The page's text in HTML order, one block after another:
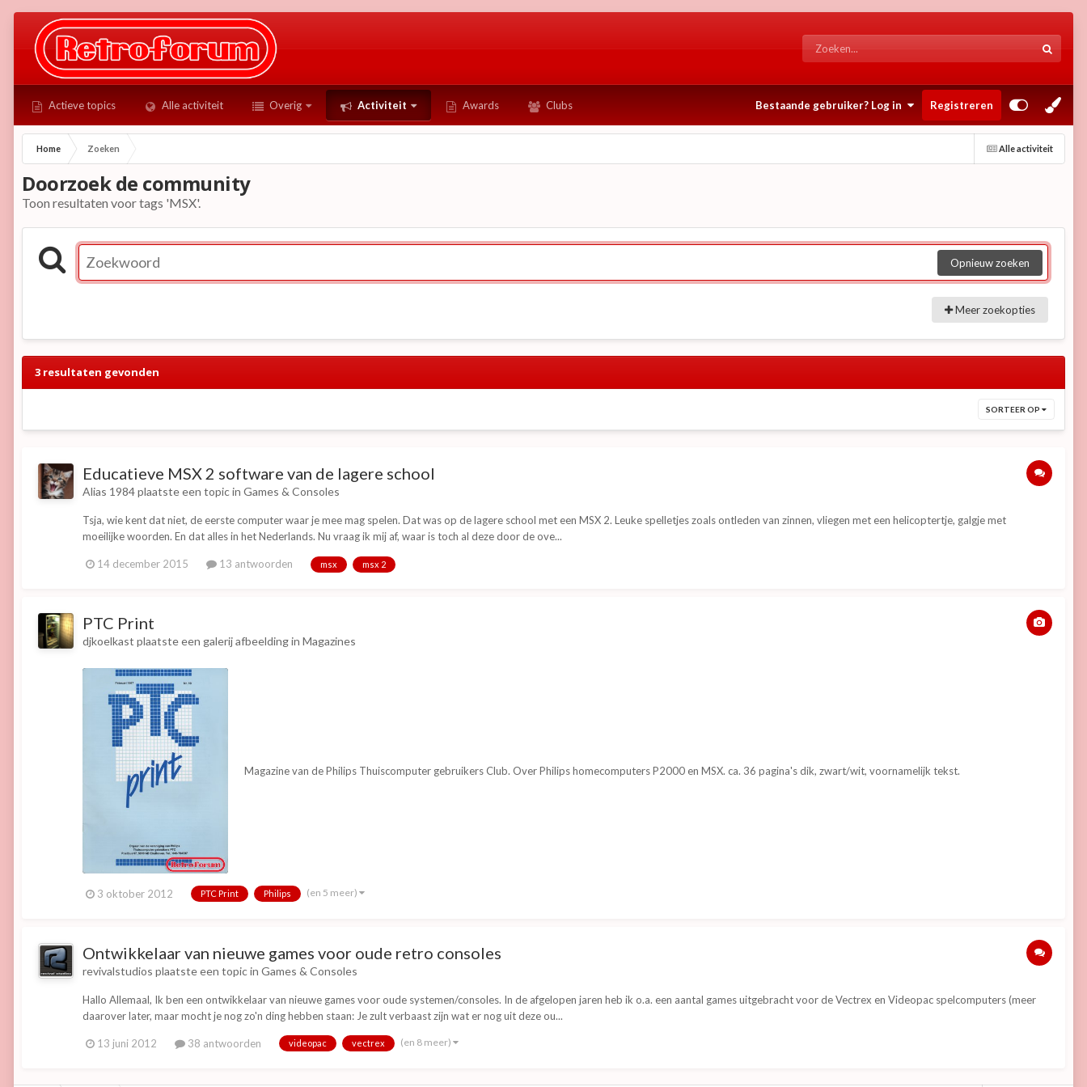
Actieve topics Alle activiteit Overig Activiteit Awards Clubs Bestaande gebruiker? Log in Registreren
Alle activiteit
Home Zoeken
Doorzoek de community
Toon resultaten voor tags 'MSX'.
Opnieuw zoeken
Meer zoekopties
3 resultaten gevonden
SORTEER OP
Educatieve MSX 2 software van de lagere school
Alias 1984plaatste een topic in Games & Consoles
Tsja, wie kent dat niet, de eerste computer waar je mee mag spelen. Dat was op de lagere school met een MSX 2. Leuke spelletjes zoals ontleden van zinnen, vliegen met een helicoptertje, galgje met
moeilijke woorden. En dat alles in het Nederlands. Nu vraag ik mij af, waar is toch al deze door de ove...
14 december 2015 13 antwoorden msx msx 2
PTC Print
djkoelkast plaatste een galerij afbeelding in Magazines
Magazine van de Philips Thuiscomputer gebruikers Club. Over Philips homecomputers P2000 en MSX. ca. 36 pagina's dik, zwart/wit, voornamelijk tekst.
3 oktober 2012 PTC Print Philips (en 5 meer)
Ontwikkelaar van nieuwe games voor oude retro consoles
revivalstudios plaatste een topic in Games & Consoles
Hallo Allemaal, Ik ben een ontwikkelaar van nieuwe games voor oude systemen/consoles. In de afgelopen jaren heb ik o.a. een aantal games uitgebracht voor de Vectrex en Videopac spelcomputers (meer
daarover later, maar mocht je nog zo'n ding hebben staan: Je zult verbaast zijn wat er nog uit deze ou...
13 juni 2012 38 antwoorden videopac vectrex (en 8 meer)